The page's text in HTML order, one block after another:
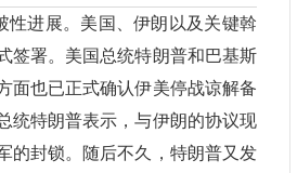
进展。美国、伊朗以及关键斡
签署。美国总统特朗普和巴基斯
面也已正式确认伊美停战谅解备
统特朗普表示，与伊朗的协议现
的封锁。随后不久，特朗普又发